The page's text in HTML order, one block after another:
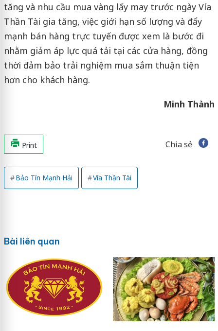
tăng và nhu cầu mua vàng lấy may trước ngày Vía
Thần Tài gia tăng, việc giới hạn số lượng và đẩy
mạnh bán hàng trực tuyến được xem là bước đi
nhằm giảm áp lực quá tải tại các cửa hàng, đồng
thời đảm bảo trải nghiệm mua sắm thuận tiện
hơn cho khách hàng.
Minh Thành
Print Chia sẻ
Bảo Tín Mạnh Hải Vía Thần Tài
Bài liên quan